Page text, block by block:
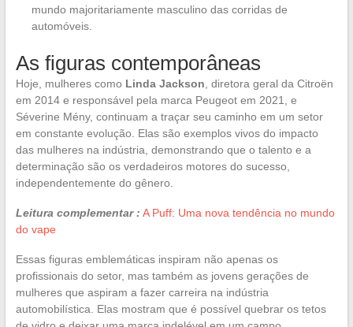
mundo majoritariamente masculino das corridas de
automóveis.
As figuras contemporâneas
Hoje, mulheres como Linda Jackson , diretora geral da Citroën
em 2014 e responsável pela marca Peugeot em 2021, e
Séverine Mény, continuam a traçar seu caminho em um setor
em constante evolução. Elas são exemplos vivos do impacto
das mulheres na indústria, demonstrando que o talento e a
determinação são os verdadeiros motores do sucesso,
independentemente do gênero.
Leitura complementar : A Puff: Uma nova tendência no mundo
do vape
Essas figuras emblemáticas inspiram não apenas os
profissionais do setor, mas também as jovens gerações de
mulheres que aspiram a fazer carreira na indústria
automobilística. Elas mostram que é possível quebrar os tetos